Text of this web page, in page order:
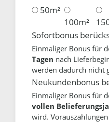
50m²
100m²
Sofortbonus
Einmaliger Bonus für
Tagen nach
werden dadurch nicht
Neukundenbonus
Einmaliger Bonus für
vollen
wird.